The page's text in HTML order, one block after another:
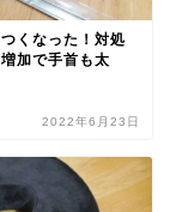
くなった！対処
加で手首も太
2022年6月23日